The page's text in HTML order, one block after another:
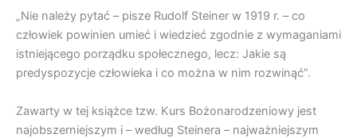
„Nie należy pytać – pisze Rudolf Steiner w 1919 r. – co
człowiek powinien umieć i wiedzieć zgodnie z wymaganiami
istniejącego porządku społecznego, lecz: Jakie są
predyspozycje człowieka i co można w nim rozwinąć”.
Zawarty w tej książce tzw. Kurs Bożonarodzeniowy jest
najobszerniejszym i – według Steinera – najważniejszym